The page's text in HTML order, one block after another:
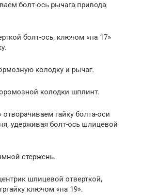
болт-ось рычага привода
болт-ось, ключом «на 17»
колодку и рычаг.
колодки шплинт.
гайку болта-оси
удерживая болт-ось шлицевой
стержень.
шлицевой отверткой,
ключом «на 19».